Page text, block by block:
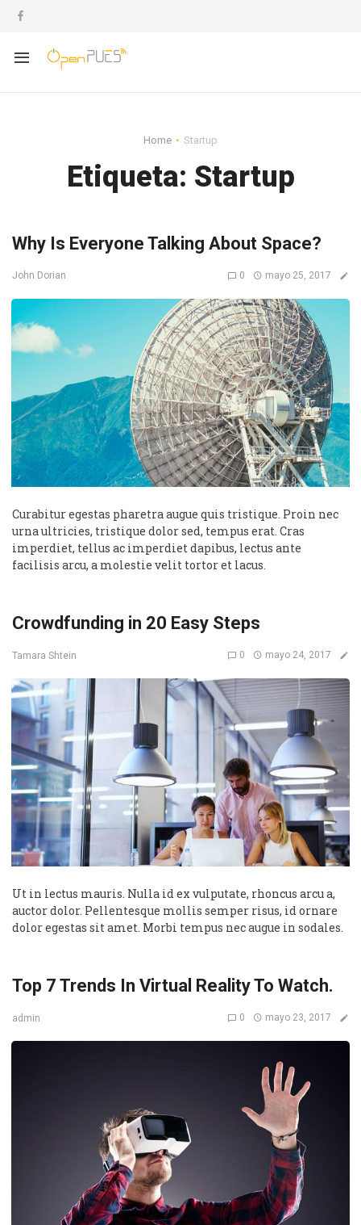
Home Startup
Etiqueta: Startup
Why Is Everyone Talking About Space?
John Dorian 0 mayo 25, 2017
Curabitur egestas pharetra augue quis tristique. Proin nec
urna ultricies, tristique dolor sed, tempus erat. Cras
imperdiet, tellus ac imperdiet dapibus, lectus ante
facilisis arcu, a molestie velit tortor et lacus.
Crowdfunding in 20 Easy Steps
Tamara Shtein 0 mayo 24, 2017
Ut in lectus mauris. Nulla id ex vulputate, rhoncus arcu a,
auctor dolor. Pellentesque mollis semper risus, id ornare
dolor egestas sit amet. Morbi tempus nec augue in sodales.
Top 7 Trends In Virtual Reality To Watch.
admin 0 mayo 23, 2017